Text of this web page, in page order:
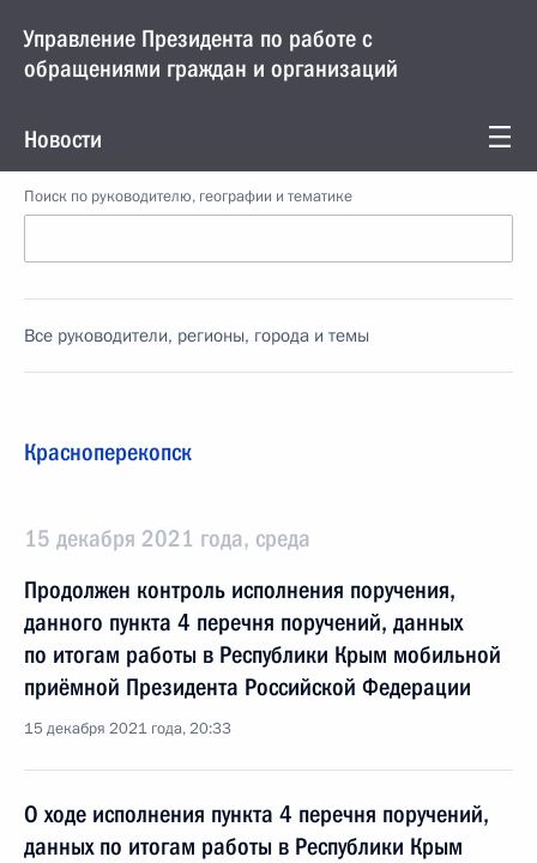
Управление Президента по работе с
обращениями граждан и организаций
Новости
Поиск по руководителю, географии и тематике
Все руководители, регионы, города и темы
Красноперекопск
15 декабря 2021 года, среда
Продолжен контроль исполнения поручения,
данного пункта 4 перечня поручений, данных
по итогам работы в Республики Крым мобильной
приёмной Президента Российской Федерации
15 декабря 2021 года, 20:33
О ходе исполнения пункта 4 перечня поручений,
данных по итогам работы в Республики Крым